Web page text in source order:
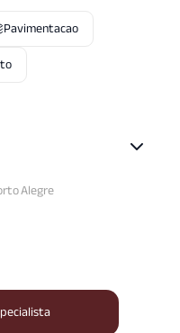
Pavimentacao
Alegre